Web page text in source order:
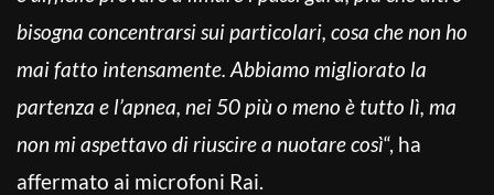
bisogna concentrarsi sui particolari, cosa che non ho
mai fatto intensamente. Abbiamo migliorato la
partenza e l’apnea, nei 50 più o meno è tutto lì, ma
non mi aspettavo di riuscire a nuotare così“, ha
affermato ai microfoni Rai.